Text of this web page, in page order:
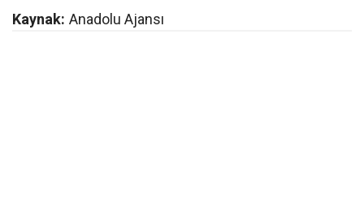
Kaynak: Anadolu Ajansı